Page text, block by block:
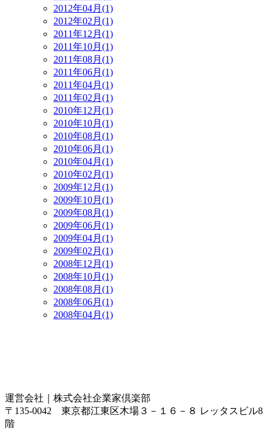
2012年04月(1)
2012年02月(1)
2011年12月(1)
2011年10月(1)
2011年08月(1)
2011年06月(1)
2011年04月(1)
2011年02月(1)
2010年12月(1)
2010年10月(1)
2010年08月(1)
2010年06月(1)
2010年04月(1)
2010年02月(1)
2009年12月(1)
2009年10月(1)
2009年08月(1)
2009年06月(1)
2009年04月(1)
2009年02月(1)
2008年12月(1)
2008年10月(1)
2008年08月(1)
2008年06月(1)
2008年04月(1)
運営会社｜ 株式会社企業家倶楽部
〒135-0042 東京都江東区木場３－１６－８ レッタスビル8
階